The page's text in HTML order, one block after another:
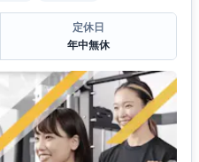
定休日
年中無休